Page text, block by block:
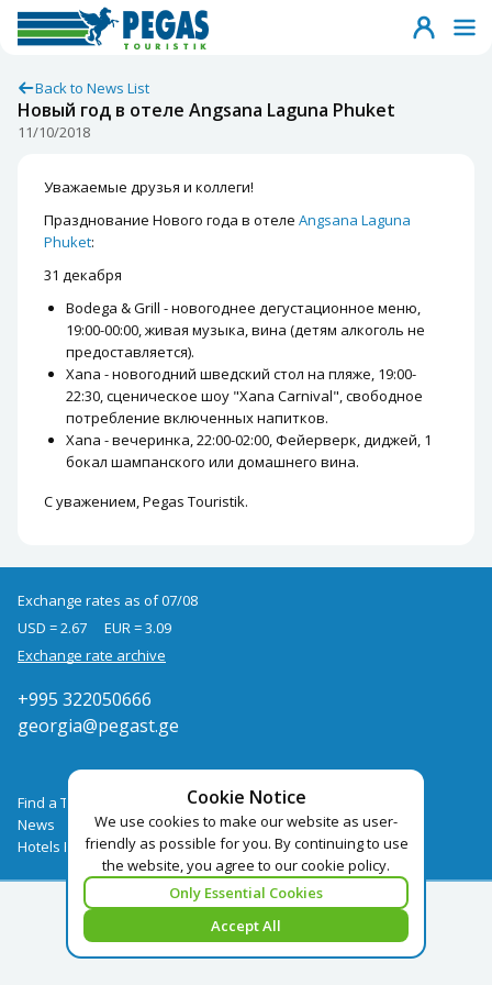
Back to News List
Новый год в отеле Angsana Laguna Phuket
11/10/2018
Уважаемые друзья и коллеги!
Празднование Нового года в отеле Angsana Laguna
Phuket:
31 декабря
Bodega & Grill - новогоднее дегустационное меню,
19:00-00:00, живая музыка, вина (детям алкоголь не
предоставляется).
Xana - новогодний шведский стол на пляже, 19:00-
22:30, сценическое шоу "Xana Carnival", свободное
потребление включенных напитков.
Xana - вечеринка, 22:00-02:00, Фейерверк, диджей, 1
бокал шампанского или домашнего вина.
С уважением, Pegas Touristik.
Cookie Notice
We use cookies to make our website as user-
friendly as possible for you. By continuing to use
the website, you agree to our cookie policy.
Only Essential Cookies
Accept All
Exchange rates as of 07/08
USD = 2.67
EUR = 3.09
Exchange rate archive
+995 322050666
georgia@pegast.ge
Find a Tour
News
Hotels Booking